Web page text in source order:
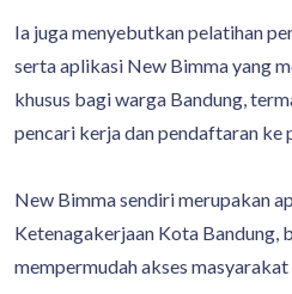
Ia juga menyebutkan pelatihan
serta aplikasi New Bimma yang
khusus bagi warga Bandung,
pencari kerja dan pendaftaran ke
New Bimma sendiri merupakan
Ketenagakerjaan Kota Bandung,
mempermudah akses